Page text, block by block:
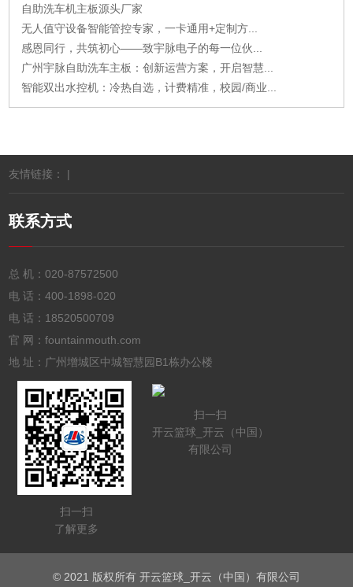
自助洗车机主板源头厂家
无人值守设备智能管控专家，一卡通用+定制方...
感恩同行，共筑初心——致宇脉电子的每一位伙...
广州宇脉自助洗车主板：创新运营方案，开启智慧...
智能双出水控机：冷热自选，计费精准，校园/商业...
友情链接： |
联系方式
总 机：020-87572500
电 话：400-1898-020
电 话： 18520500709
官 网：fountainmouth.com
地 址：广州增城区中城智慧园B1栋办公楼
扫一扫
了解更多
扫一扫
开云篮球_开云（中国）
有限公司
© 2021 版权所有 开云篮球_开云（中国）有限公司